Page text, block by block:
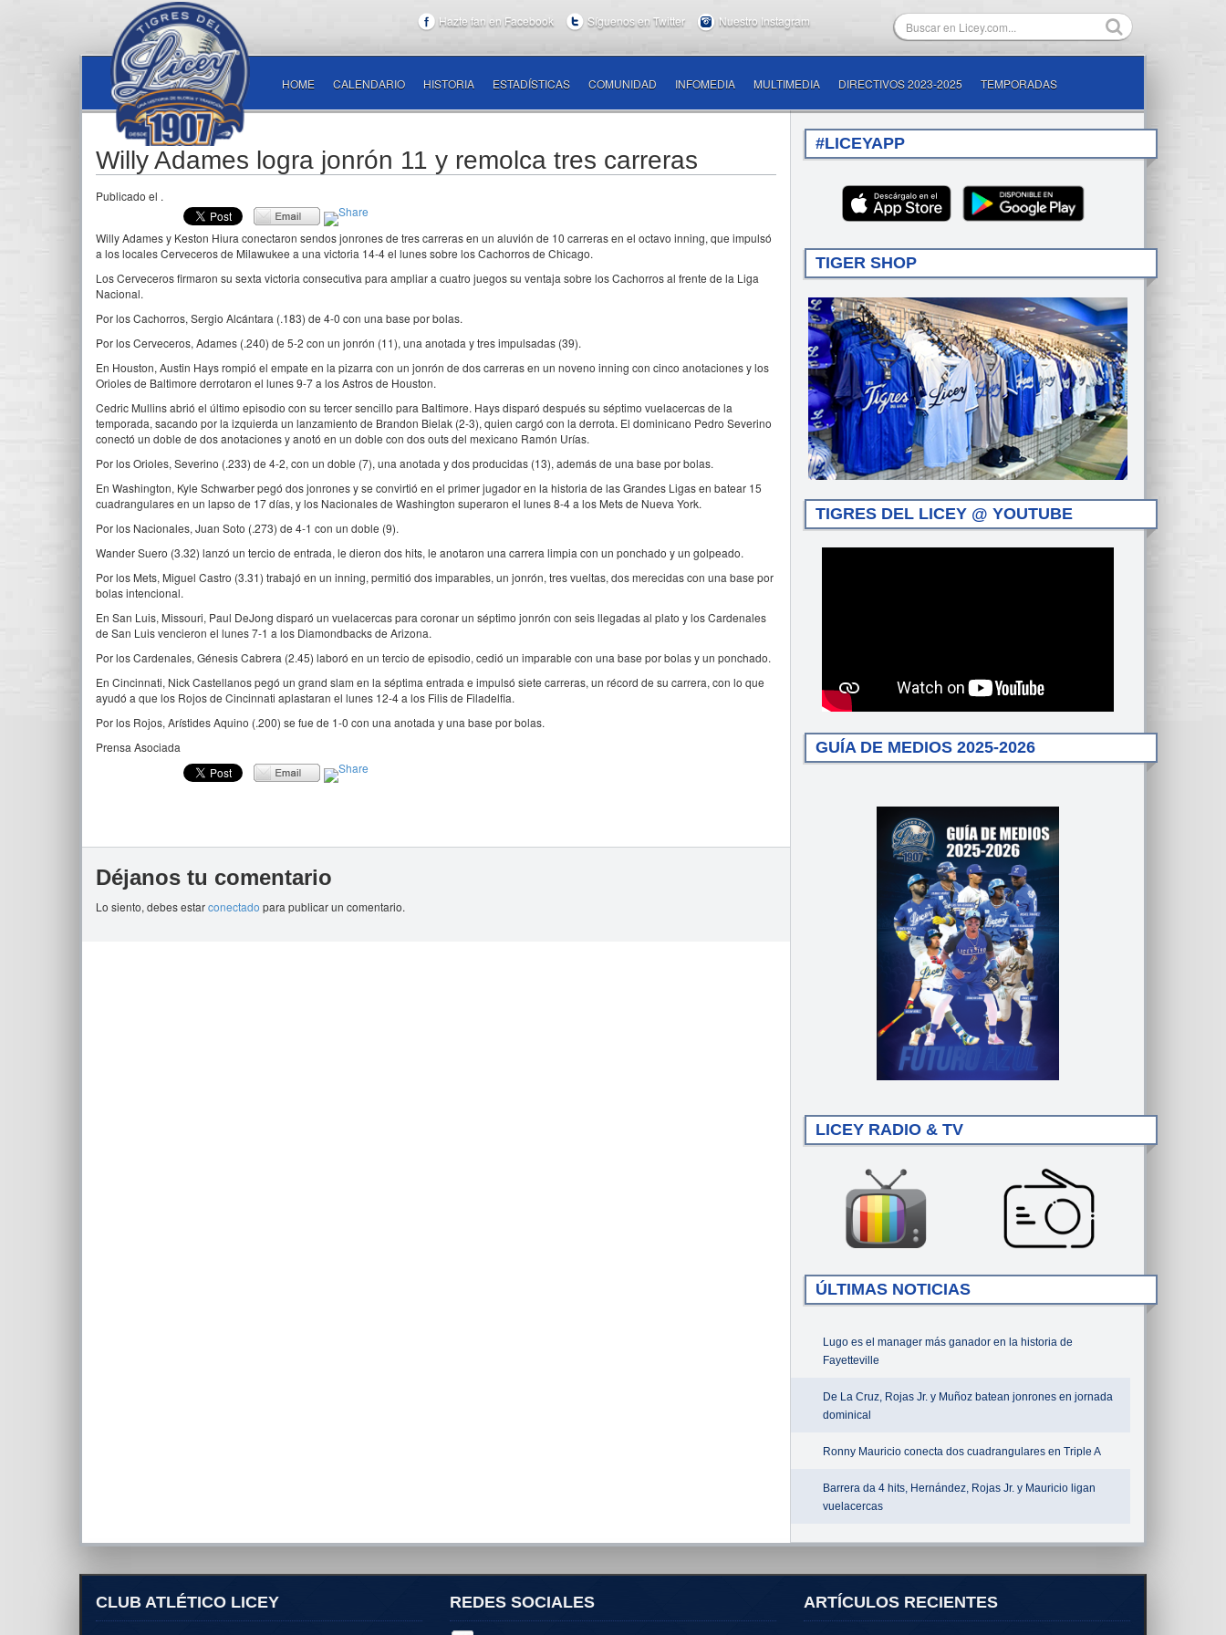
Hazte fan en Facebook Síguenos en Twitter Nuestro Instagram
HOME CALENDARIO HISTORIA ESTADÍSTICAS COMUNIDAD INFOMEDIA MULTIMEDIA DIRECTIVOS 2023-2025 TEMPORADAS
Willy Adames logra jonrón 11 y remolca tres carreras
Publicado el .
Willy Adames y Keston Hiura conectaron sendos jonrones de tres carreras en un aluvión de 10 carreras en el octavo inning, que impulsó
a los locales Cerveceros de Milawukee a una victoria 14-4 el lunes sobre los Cachorros de Chicago.
Los Cerveceros firmaron su sexta victoria consecutiva para ampliar a cuatro juegos su ventaja sobre los Cachorros al frente de la Liga
Nacional.
Por los Cachorros, Sergio Alcántara (.183) de 4-0 con una base por bolas.
Por los Cerveceros, Adames (.240) de 5-2 con un jonrón (11), una anotada y tres impulsadas (39).
En Houston, Austin Hays rompió el empate en la pizarra con un jonrón de dos carreras en un noveno inning con cinco anotaciones y los
Orioles de Baltimore derrotaron el lunes 9-7 a los Astros de Houston.
Cedric Mullins abrió el último episodio con su tercer sencillo para Baltimore. Hays disparó después su séptimo vuelacercas de la
temporada, sacando por la izquierda un lanzamiento de Brandon Bielak (2-3), quien cargó con la derrota. El dominicano Pedro Severino
conectó un doble de dos anotaciones y anotó en un doble con dos outs del mexicano Ramón Urías.
Por los Orioles, Severino (.233) de 4-2, con un doble (7), una anotada y dos producidas (13), además de una base por bolas.
En Washington, Kyle Schwarber pegó dos jonrones y se convirtió en el primer jugador en la historia de las Grandes Ligas en batear 15
cuadrangulares en un lapso de 17 días, y los Nacionales de Washington superaron el lunes 8-4 a los Mets de Nueva York.
Por los Nacionales, Juan Soto (.273) de 4-1 con un doble (9).
Wander Suero (3.32) lanzó un tercio de entrada, le dieron dos hits, le anotaron una carrera limpia con un ponchado y un golpeado.
Por los Mets, Miguel Castro (3.31) trabajó en un inning, permitió dos imparables, un jonrón, tres vueltas, dos merecidas con una base por
bolas intencional.
En San Luis, Missouri, Paul DeJong disparó un vuelacercas para coronar un séptimo jonrón con seis llegadas al plato y los Cardenales
de San Luis vencieron el lunes 7-1 a los Diamondbacks de Arizona.
Por los Cardenales, Génesis Cabrera (2.45) laboró en un tercio de episodio, cedió un imparable con una base por bolas y un ponchado.
En Cincinnati, Nick Castellanos pegó un grand slam en la séptima entrada e impulsó siete carreras, un récord de su carrera, con lo que
ayudó a que los Rojos de Cincinnati aplastaran el lunes 12-4 a los Filis de Filadelfia.
Por los Rojos, Arístides Aquino (.200) se fue de 1-0 con una anotada y una base por bolas.
Prensa Asociada
Déjanos tu comentario
Lo siento, debes estarconectado para publicar un comentario.
#LICEYAPP
TIGER SHOP
TIGRES DEL LICEY @ YOUTUBE
GUÍA DE MEDIOS 2025-2026
LICEY RADIO & TV
ÚLTIMAS NOTICIAS
Lugo es el manager más ganador en la historia de
Fayetteville
De La Cruz, Rojas Jr. y Muñoz batean jonrones en jornada
dominical
Ronny Mauricio conecta dos cuadrangulares en Triple A
Barrera da 4 hits, Hernández, Rojas Jr. y Mauricio ligan
vuelacercas
CLUB ATLÉTICO LICEY REDES SOCIALES ARTÍCULOS RECIENTES